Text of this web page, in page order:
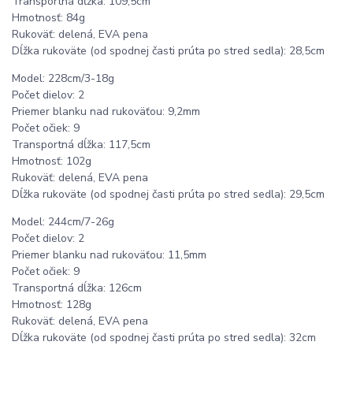
Hmotnosť: 84g
Rukoväť: delená, EVA pena
Dĺžka rukoväte (od spodnej časti prúta po stred sedla): 28,5cm
Model: 228cm/3-18g
Počet dielov: 2
Priemer blanku nad rukoväťou: 9,2mm
Počet očiek: 9
Transportná dĺžka: 117,5cm
Hmotnosť: 102g
Rukoväť: delená, EVA pena
Dĺžka rukoväte (od spodnej časti prúta po stred sedla): 29,5cm
Model: 244cm/7-26g
Počet dielov: 2
Priemer blanku nad rukoväťou: 11,5mm
Počet očiek: 9
Transportná dĺžka: 126cm
Hmotnosť: 128g
Rukoväť: delená, EVA pena
Dĺžka rukoväte (od spodnej časti prúta po stred sedla): 32cm